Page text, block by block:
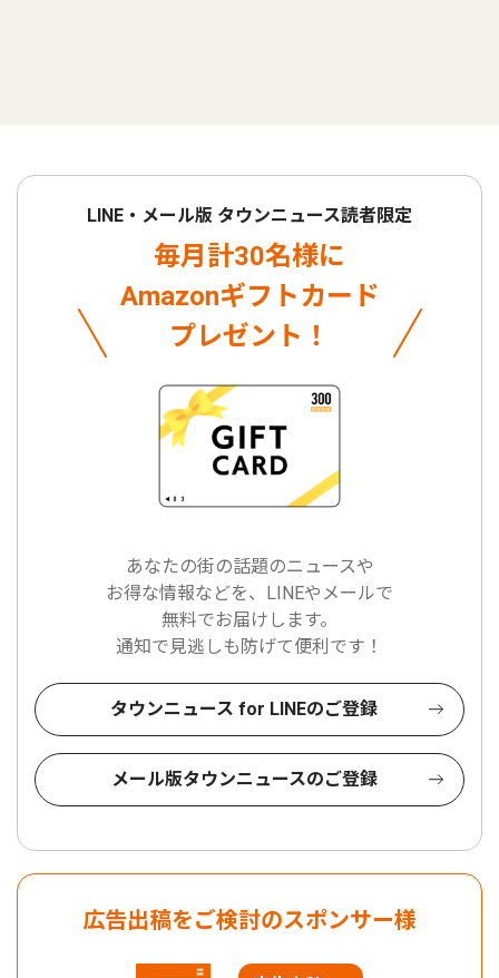
LINE・メール版 タウンニュース読者限定
毎月計30名様に
Amazonギフトカード
プレゼント！
あなたの街の話題のニュースや
お得な情報などを、LINEやメールで
無料でお届けします。
通知で見逃しも防げて便利です！
タウンニュース for LINEのご登録
メール版タウンニュースのご登録
広告出稿をご検討のスポンサー様